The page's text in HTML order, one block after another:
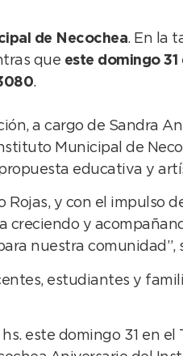
de Necochea. En la
que este domingo
.
a cargo de Sandra
Municipal de
educativa y
y con el impulso
creciendo y
nuestra comunidad”,
estudiantes y
este domingo 31 en el